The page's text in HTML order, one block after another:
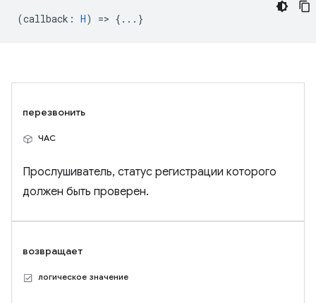
(callback : H) => {...}
перезвонить
ЧАС
Прослушиватель, статус регистрации которого
должен быть проверен.
возвращает
логическое значение